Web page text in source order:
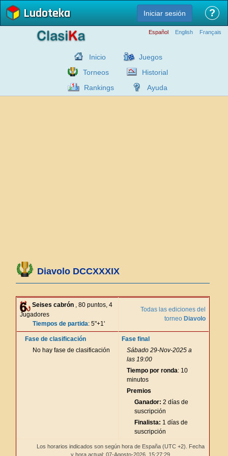
Ludoteka Iniciar sesión ?
Español English Français
Inicio
Juegos
Torneos
Historial
Rankings
Ayuda
Diavolo DCCXXXIX
Seises cabrón , 80 puntos, 4
Jugadores
Tiempos de partida: 5"+1'
Todas las ediciones del
torneo Diavolo
Fase de clasificación
No hay fase de clasificación
Fase final
Sábado 29-Nov-2025 a
las 19:00
Tiempo por ronda: 10
minutos
Premios
Ganador: 2 días de
suscripción
Finalista: 1 días de
suscripción
Los horarios indicados son según hora de España (UTC +2). Fecha
y hora actual: 07-Agosto-2026, 15:27:29